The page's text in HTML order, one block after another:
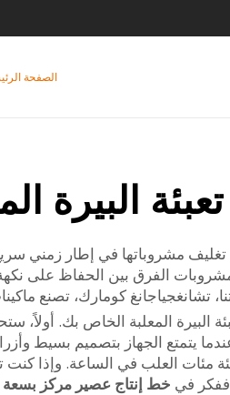
الصفحة
تعبئة البيرة
مشروباتها في إطار زمني
المشروبات الفرق بين الحفاظ على
تشانغجياجانغ كومارك، تصنع
البيرة المعلبة الخاص بك.
يتمتع الجهاز بتصميم بسيط
مئات العلب في الساعة. وإذا كنت
ففكر في خط إنتاج عصير مركز بسعة 3000-4000 زجاجة في الساعة